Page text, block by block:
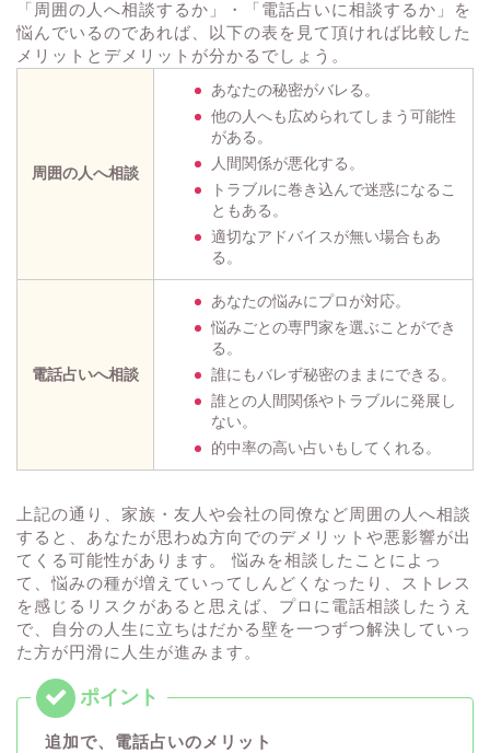
「周囲の人へ相談するか」・「電話占いに相談するか」を
悩んでいるのであれば、以下の表を見て頂ければ比較した
メリットとデメリットが分かるでしょう。
周囲の人へ相談
あなたの秘密がバレる。
他の人へも広められてしまう可能性
がある。
人間関係が悪化する。
トラブルに巻き込んで迷惑になるこ
ともある。
適切なアドバイスが無い場合もあ
る。
電話占いへ相談
あなたの悩みにプロが対応。
悩みごとの専門家を選ぶことができ
る。
誰にもバレず秘密のままにできる。
誰との人間関係やトラブルに発展し
ない。
的中率の高い占いもしてくれる。
上記の通り、家族・友人や会社の同僚など周囲の人へ相談
すると、あなたが思わぬ方向でのデメリットや悪影響が出
てくる可能性があります。 悩みを相談したことによっ
て、悩みの種が増えていってしんどくなったり、ストレス
を感じるリスクがあると思えば、プロに電話相談したうえ
で、自分の人生に立ちはだかる壁を一つずつ解決していっ
た方が円滑に人生が進みます。
追加で、電話占いのメリット